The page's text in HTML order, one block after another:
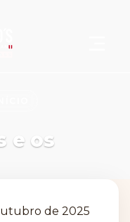
e os
de 2025